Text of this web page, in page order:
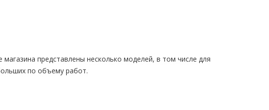
представлены несколько моделей, в том числе для
по объему работ.